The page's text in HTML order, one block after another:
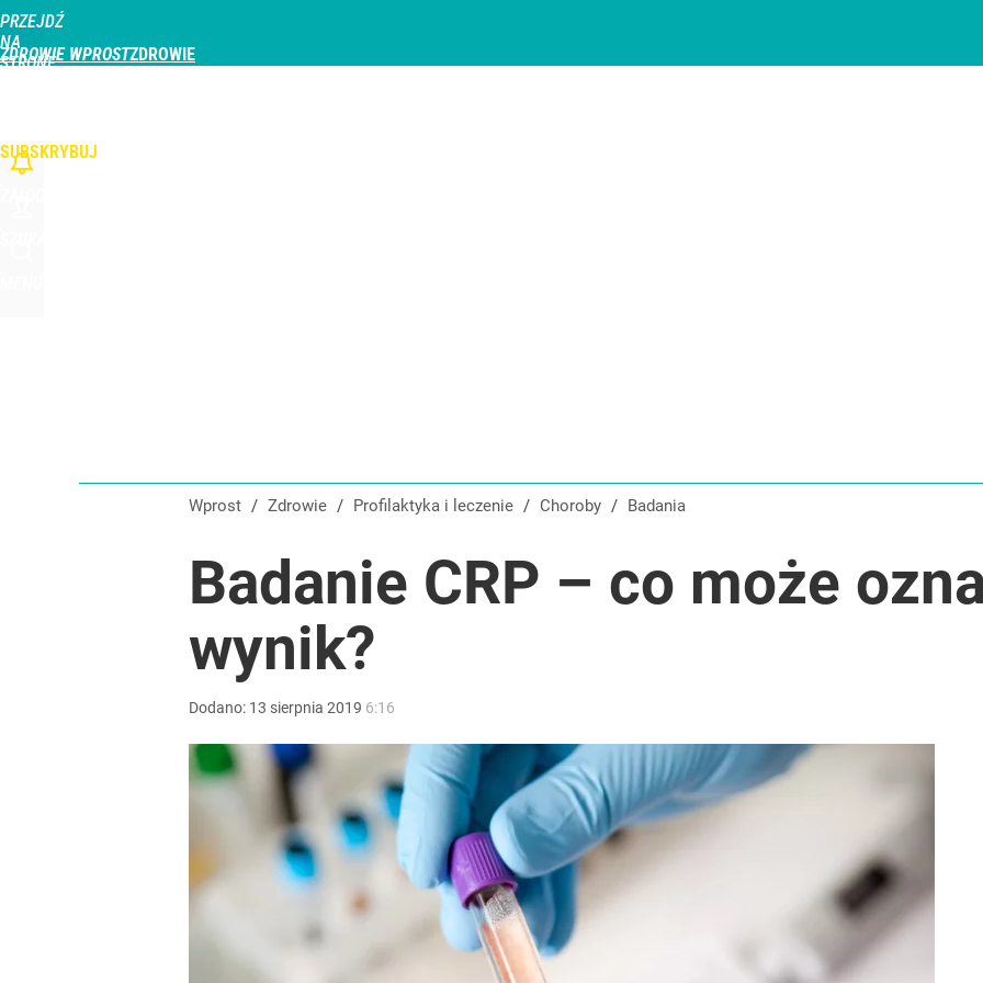
PRZEJDŹ
NA
STRONĘ
ZDROWIE WPROST
SUBSKRYBUJ
Wprost / Zdrowie / Profilaktyka i leczenie / Choroby / Badania
Badanie CRP – co może
wynik?
Dodano: 13 sierpnia 2019 6:16